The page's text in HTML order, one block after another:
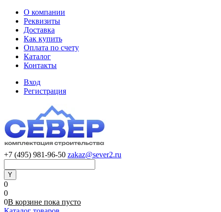
О компании
Реквизиты
Доставка
Как купить
Оплата по счету
Каталог
Контакты
Вход
Регистрация
+7 (495) 981-96-50 zakaz@sever2.ru
0
0
0В корзине пока пусто